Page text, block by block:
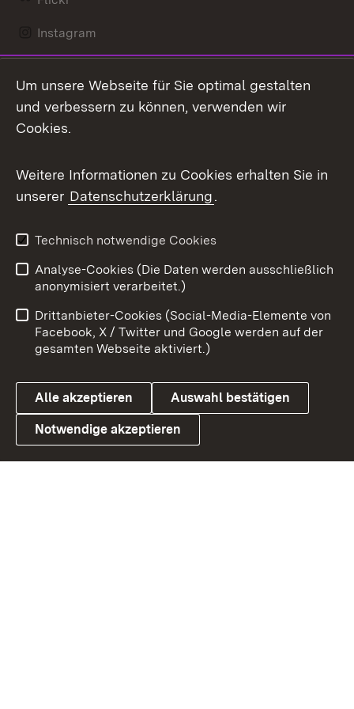
Instagram
Mastodon
Messenger
Social Wall
X / Twitter
Youtube
Link zum Landesportal
Benutzungshinweise
Barrierefreiheit
Datenschutz
Cookies
Um unsere Webseite für Sie optimal gestalten
und verbessern zu können, verwenden wir
Cookies.
Weitere Informationen zu Cookies erhalten Sie in
unserer Datenschutzerklärung.
Technisch notwendige Cookies
Analyse-Cookies (Die Daten werden ausschließlich
anonymisiert verarbeitet.)
Drittanbieter-Cookies (Social-Media-Elemente von
Facebook, X / Twitter und Google werden auf der
gesamten Webseite aktiviert.)
Alle akzeptieren Auswahl bestätigen
Notwendige akzeptieren